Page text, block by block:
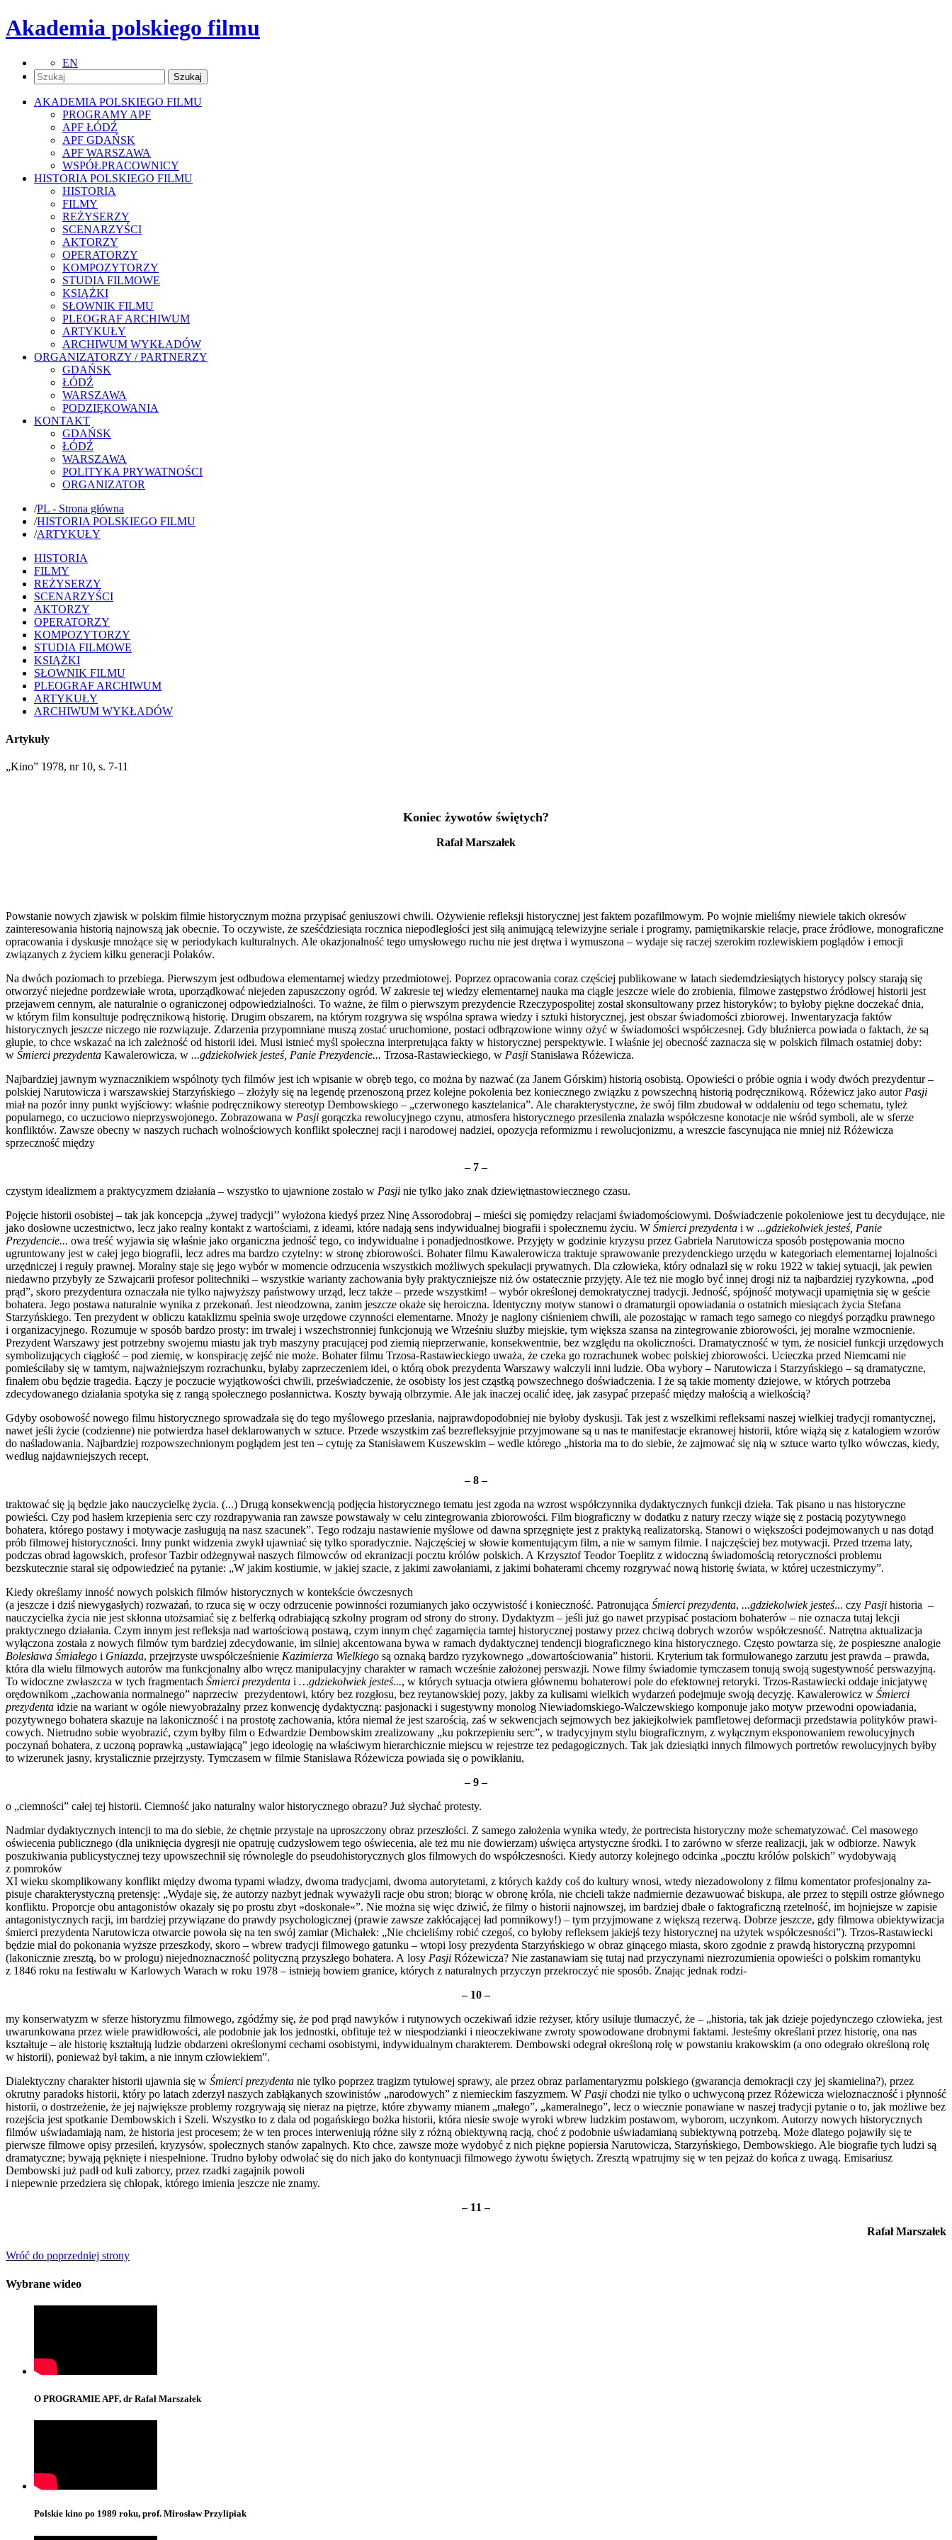
Akademia polskiego filmu
EN
AKADEMIA POLSKIEGO FILMU
PROGRAMY APF
APF ŁÓDŹ
APF GDAŃSK
APF WARSZAWA
WSPÓŁPRACOWNICY
HISTORIA POLSKIEGO FILMU
HISTORIA
FILMY
REŻYSERZY
SCENARZYŚCI
AKTORZY
OPERATORZY
KOMPOZYTORZY
STUDIA FILMOWE
KSIĄŻKI
SŁOWNIK FILMU
PLEOGRAF ARCHIWUM
ARTYKUŁY
ARCHIWUM WYKŁADÓW
ORGANIZATORZY / PARTNERZY
GDAŃSK
ŁÓDŹ
WARSZAWA
PODZIĘKOWANIA
KONTAKT
GDAŃSK
ŁÓDŹ
WARSZAWA
POLITYKA PRYWATNOŚCI
ORGANIZATOR
/PL - Strona główna
/HISTORIA POLSKIEGO FILMU
/ARTYKUŁY
HISTORIA
FILMY
REŻYSERZY
SCENARZYŚCI
AKTORZY
OPERATORZY
KOMPOZYTORZY
STUDIA FILMOWE
KSIĄŻKI
SŁOWNIK FILMU
PLEOGRAF ARCHIWUM
ARTYKUŁY
ARCHIWUM WYKŁADÓW
Artykuły
„Kino” 1978, nr 10, s. 7-11
Koniec żywotów świętych?
Rafał Marszałek
Powstanie nowych zjawisk w polskim filmie historycznym można przypisać geniuszowi chwili. Ożywienie refleksji historycznej jest faktem pozafilmowym. Po wojnie mieliśmy niewiele takich okresów
zainteresowania historią najnowszą jak obecnie. To oczywis­te, że sześćdziesiąta rocznica niepodległości jest siłą animującą telewizyjne seriale i pro­gramy, pamiętnikarskie relacje, prace źró­dłowe, monograficzne
opracowania i dys­kusje mnożące się w periodykach kultural­nych. Ale okazjonalność tego umysłowego ruchu nie jest drętwa i wymuszona – wydaje się raczej szerokim rozlewiskiem poglądów i emocji
związanych z życiem kilku generacji Polaków.
Na dwóch poziomach to przebiega. Pierw­szym jest odbudowa elementarnej wiedzy przedmiotowej. Poprzez opracowania coraz częściej publikowane w latach siedemdziesiątych historycy polscy starają się
otworzyć niejedne pordzewiałe wrota, uporządkować niejeden zapuszczony ogród. W zakresie tej wiedzy elementarnej nauka ma ciągle jeszcze wiele do zrobienia, filmowe zastępstwo źró­dłowej historii jest
przejawem cennym, ale naturalnie o ograniczonej odpowiedzialnoś­ci. To ważne, że film o pierwszym prezyden­cie Rzeczypospolitej został skonsultowany przez historyków; to byłoby piękne doczekać dnia,
w którym film konsultuje podręczniko­wą historię. Drugim obszarem, na którym rozgrywa się wspólna sprawa wiedzy i sztuki historycznej, jest obszar świadomości zbioro­wej. Inwentaryzacja faktów
historycznych je­szcze niczego nie rozwiązuje. Zdarzenia przypomniane muszą zostać uruchomione, postaci odbrązowione winny ożyć w świado­mości współczesnej. Gdy bluźnierca powia­da o faktach, że są
głupie, to chce wskazać na ich zależność od historii idei. Musi istnieć myśl społeczna interpretująca fakty w histo­rycznej perspektywie. I właśnie jej obecność zaznacza się w polskich filmach ostatniej doby:
w Śmierci prezydenta Kawalerowi­cza, w ...gdziekolwiek jesteś, Panie Prezy­dencie... Trzosa-Rastawieckiego, w Pasji Stanisława Różewicza.
Najbardziej jawnym wyznacznikiem wspól­noty tych filmów jest ich wpisanie w obręb tego, co można by nazwać (za Janem Gór­skim) historią osobistą. Opowieści o próbie ognia i wody dwóch prezydentur –
polskiej Narutowicza i warszawskiej Starzyńskiego – złożyły się na legendę przenoszoną przez kolejne pokolenia bez koniecznego związku z powszechną historią podręcznikową. Ró­żewicz jako autorPasji
miał na pozór inny punkt wyjściowy: właśnie podręcznikowy stereotyp Dembowskiego – „czerwonego kasztelanica”. Ale charakterystyczne, że swój film zbudował w oddaleniu od tego schema­tu, tyleż
popularnego, co uczuciowo nieprzyswojonego. Zobrazowana w Pasji go­rączka rewolucyjnego czynu, atmosfera his­torycznego przesilenia znalazła współczesne konotacje nie wśród symboli, ale w sferze
konfliktów. Zawsze obecny w naszych ru­chach wolnościowych konflikt społecznej racji i narodowej nadziei, opozycja reformizmu i rewolucjonizmu, a wreszcie fascynująca nie mniej niż Różewicza
sprzeczność między
– 7 –
czystym idealizmem a praktycyzmem działa­nia – wszystko to ujawnione zostało w Pasji nie tylko jako znak dziewiętnastowiecznego czasu.
Pojęcie historii osobistej – tak jak koncep­cja „żywej tradycji’’ wyłożona kiedyś przez Ninę Assorodobraj – mieści się pomiędzy relacjami świadomościowymi. Doświadcze­nie pokoleniowe jest tu decydujące, nie
jako dosłowne uczestnictwo, lecz jako realny kon­takt z wartościami, z ideami, które nadają sens indywidualnej biografii i społecznemu życiu. W Śmierci prezydenta i w ...gdzie­kolwiek jesteś, Panie
Prezydencie... owa treść wyjawia się właśnie jako organiczna jedność tego, co indywidualne i ponadjednostkowe. Przyjęty w godzinie kryzysu przez Gabriela Narutowicza sposób postępowania mocno
ugruntowany jest w całej jego biogra­fii, lecz adres ma bardzo czytelny: w stronę zbiorowości. Bohater filmu Kawalerowicza traktuje sprawowanie prezydenckiego urzę­du w kategoriach elementarnej lojalności
urzędniczej i reguły prawnej. Moralny staje się jego wybór w momencie odrzucenia wszystkich możliwych spekulacji prywat­nych. Dla człowieka, który odnalazł się w ro­ku 1922 w takiej sytuacji, jak pewien
niedaw­no przybyły ze Szwajcarii profesor politechniki – wszystkie warianty zachowania były praktyczniejsze niż ów ostatecznie przyjęty. Ale też nie mogło być innej drogi niż ta najbardziej ryzykowna, „pod
prąd”, skoro prezydentura oznaczała nie tylko najwyższy państwowy urząd, lecz także – przede wszystkim! – wybór określonej demokratycznej tradycji. Jedność, spójność motywacji upamięt­nia się w geście
bohatera. Jego postawa naturalnie wynika z przekonań. Jest nieodzowna, zanim jeszcze okaże się heroiczna. Identyczny motyw stanowi o dramaturgii opowiadania o ostatnich miesiącach życia Stefana
Starzyńskiego. Ten prezydent w obli­czu kataklizmu spełnia swoje urzędowe czynności elementarne. Mnoży je naglony ciśnieniem chwili, ale pozostając w ramach tego samego co niegdyś porządku prawne­go
i organizacyjnego. Rozumuje w sposób bardzo prosty: im trwalej i wszechstronniej funkcjonują we Wrześniu służby miejskie, tym większa szansa na zintegrowanie zbioro­wości, jej moralne wzmocnienie.
Prezydent Warszawy jest potrzebny swojemu miastu jak tryb maszyny pracującej pod ziemią nieprzerwanie, konsekwentnie, bez względu na okoli­czności. Dramatyczność w tym, że nosiciel funkcji urzędowych
symbolizujących cią­głość – pod ziemię, w konspirację zejść nie może. Bohater filmu Trzosa-Rastawieckiego uważa, że czeka go rozrachunek wobec pol­skiej zbiorowości. Ucieczka przed Niemcami nie
pomieściłaby się w tamtym, najważniej­szym rozrachunku, byłaby zaprzeczeniem idei, o którą obok prezydenta Warszawy wal­czyli inni ludzie. Oba wybory – Narutowicza i Starzyńskiego – są dramatyczne,
finałem obu będzie tragedia. Łączy je poczucie wyjąt­kowości chwili, przeświadczenie, że osobisty los jest cząstką powszechnego doświadcze­nia. I że są takie momenty dziejowe, w któ­rych potrzeba
zdecydowanego działania spotyka się z rangą społecznego posłannictwa. Koszty bywają olbrzymie. Ale jak inaczej ocalić ideę, jak zasypać przepaść między małością a wielkością?
Gdyby osobowość nowego filmu history­cznego sprowadzała się do tego myślowego przesłania, najprawdopodobniej nie byłoby dyskusji. Tak jest z wszelkimi refleksami naszej wielkiej tradycji romantycznej,
nawet jeśli życie (codzienne) nie potwierdza haseł deklarowanych w sztuce. Przede wszystkim zaś bezrefleksyjnie przyjmowane są u nas te manifestacje ekranowej historii, które wiążą się z katalogiem wzorów
do naśladowania. Najbardziej rozpowszechnionym poglądem jest ten – cytuję za Stanisławem Kuszewskim – wedle którego „historia ma to do siebie, że zajmować się nią w sztuce warto tylko wów­czas, kiedy,
według najdawniejszych recept,
– 8 –
traktować się ją będzie jako nauczycielkę życia. (...) Drugą konsekwencją podjęcia his­torycznego tematu jest zgoda na wzrost współczynnika dydaktycznych funkcji dzieła. Tak pisano u nas historyczne
powieści. Czy pod hasłem krzepienia serc czy rozdrapywa­nia ran zawsze powstawały w celu zintegro­wania zbiorowości. Film biograficzny w do­datku z natury rzeczy wiąże się z postacią pozytywnego
bohatera, którego postawy i motywacje zasługują na nasz szacunek”. Tego rodzaju nastawienie myślowe od dawna sprzęgnięte jest z praktyką realizatorską. Sta­nowi o większości podejmowanych u nas dotąd
prób filmowej historyczności. Inny punkt widzenia zwykł ujawniać się tylko spo­radycznie. Najczęściej w słowie komentują­cym film, a nie w samym filmie. I najczęściej bez motywacji. Przed trzema laty,
podczas obrad łagowskich, profesor Tazbir odżegny­wał naszych filmowców od ekranizacji pocztu królów polskich. A Krzysztof Teodor Toeplitz z widoczną świadomością retoryczności problemu
bezskutecznie starał się od­powiedzieć na pytanie: „W jakim kostiumie, w jakiej szacie, z jakimi zawołaniami, z jakimi bohaterami chcemy rozgrywać nową historię świata, w której uczestniczymy”.
Kiedy określamy inność nowych polskich filmów historycznych w kontekście ówczesnych
(a jeszcze i dziś niewygasłych) rozwa­żań, to rzuca się w oczy odrzucenie powin­ności rozumianych jako oczywistość i konie­czność. Patronująca Śmierci prezydenta, ...gdziekolwiek jesteś... czy Pasji historia –
nauczycielka życia nie jest skłonna utożsamiać się z belferką odrabiającą szkolny pro­gram od strony do strony. Dydaktyzm – jeśli już go nawet przypisać postaciom bohaterów – nie oznacza tutaj lekcji
praktycznego dzia­łania. Czym innym jest refleksja nad wartoś­ciową postawą, czym innym chęć zagarnię­cia tamtej historycznej postawy przez chciwą dobrych wzorów współczesność. Natrętna aktualizacja
wyłączona została z nowych fil­mów tym bardziej zdecydowanie, im silniej akcentowana bywa w ramach dydaktycznej tendencji biograficznego kina historyczne­go. Często powtarza się, że pospieszne ana­logie
Bolesława Śmiałego i Gniazda, przejrzyste uwspółcześnienie Kazimierza Wielkiego są oznaką bardzo ryzykownego „dowartościowania” historii. Kryterium tak formułowanego zarzutu jest prawda – prawda,
która dla wielu filmowych autorów ma funkcjonalny albo wręcz manipulacyjny cha­rakter w ramach wcześnie założonej pers­wazji. Nowe filmy świadomie tymczasem to­nują swoją sugestywność perswazyjną.
To widoczne zwłaszcza w tych fragmentach Śmierci prezydenta i …gdziekolwiek jes­teś..., w których sytuacja otwiera głównemu bohaterowi pole do efektownej retoryki. Trzos-Rastawiecki oddaje inicjatywę
orę­downikom „zachowania normalnego” na­przeciw prezydentowi, który bez rozgłosu, bez reytanowskiej pozy, jakby za kulisami wielkich wydarzeń podejmuje swoją decyzję. Kawalerowicz w Śmierci
prezydenta idzie na wariant w ogóle niewyobrażalny przez konwencję dydaktyczną: pasjonacki i sugestywny monolog Niewiadomskiego-Walczewskiego komponuje jako motyw przewodni opowiadania,
pozytywnego bohatera skazuje na lakoniczność i na prostotę zachowania, która niemal że jest szarością, zaś w sekwen­cjach sejmowych bez jakiejkolwiek pamfletowej deformacji przedstawia polityków prawi­
cowych. Nietrudno sobie wyobrazić, czym byłby film o Edwardzie Dembowskim zreali­zowany „ku pokrzepieniu serc”, w tradycyj­nym stylu biograficznym, z wyłącznym eks­ponowaniem rewolucyjnych
poczynań boha­tera, z uczoną poprawką „ustawiającą” jego ideologię na właściwym hierarchicznie miej­scu w rejestrze tez pedagogicznych. Tak jak dziesiątki innych filmowych portretów rewo­lucyjnych byłby
to wizerunek jasny, krystali­cznie przejrzysty. Tymczasem w filmie Stani­sława Różewicza powiada się o powikłaniu,
– 9 –
o „ciemności” całej tej historii. Ciemność jako naturalny walor historycznego obrazu? Już słychać protesty.
Nadmiar dydaktycznych intencji to ma do siebie, że chętnie przystaje na uproszczony obraz przeszłości. Z samego założenia wyni­ka wtedy, że portrecista historyczny może schematyzować. Cel masowego
oświecenia publicznego (dla uniknięcia dygresji nie opa­truję cudzysłowem tego oświecenia, ale też mu nie dowierzam) uświęca artystyczne środki. I to zarówno w sferze realizacji, jak w odbiorze. Nawyk
poszukiwania publicysty­cznej tezy upowszechnił się równolegle do pseudohistorycznych glos filmowych do współczesności. Kiedy autorzy kolejnego od­cinka „pocztu królów polskich” wydobywają
z pomroków
XI wieku skomplikowany konflikt między dwoma typami władzy, dwoma tradycjami, dwoma autorytetami, z których każdy coś do kultury wnosi, wtedy niezado­wolony z filmu komentator profesjonalny za­
pisuje charakterystyczną pretensję: „Wydaje się, że autorzy nazbyt jednak wyważyli racje obu stron; biorąc w obronę króla, nie chcieli także nadmiernie dezawuować biskupa, ale przez to stępili ostrze głównego
konfliktu. Proporcje obu antagonistów okazały się po prostu zbyt »doskonałe«”. Nie można się więc dziwić, że filmy o historii najnowszej, im bardziej dbałe o faktograficzną rzetelność, im hojniejsze w zapisie
antagonistycznych racji, im bardziej przywiązane do prawdy psy­chologicznej (prawie zawsze zakłócającej ład pomnikowy!) – tym przyjmowane z wię­kszą rezerwą. Dobrze jeszcze, gdy filmowa obiektywizacja
śmierci prezydenta Narutowi­cza otwarcie powoła się na ten swój zamiar (Michałek: „Nie chcieliśmy robić czegoś, co byłoby refleksem jakiejś tezy historycznej na użytek współczesności”). Trzos-Rastawiecki
będzie miał do pokonania wyższe przeszkody, skoro – wbrew tradycji filmowego gatunku – wtopi losy prezydenta Starzyńskiego w obraz ginącego miasta, skoro zgodnie z prawdą hi­storyczną przypomni
(lakonicznie zresztą, bo w prologu) niejednoznaczność polityczną przyszłego bohatera. A losy Pasji Różewi­cza? Nie zastanawiam się tutaj nad przyczynami niezrozumienia opowieści o polskim romantyku
z 1846 roku na festiwalu w Karlo­wych Warach w roku 1978 – istnieją bowiem granice, których z naturalnych przyczyn przekroczyć nie sposób. Znając jednak rodzi-
– 10 –
my konserwatyzm w sferze historyzmu filmo­wego, zgódźmy się, że pod prąd nawyków i rutynowych oczekiwań idzie reżyser, który usiłuje tłumaczyć, że – „historia, tak jak dzie­je pojedynczego człowieka, jest
uwarunko­wana przez wiele prawidłowości, ale podob­nie jak los jednostki, obfituje też w niespo­dzianki i nieoczekiwane zwroty spowodowa­ne drobnymi faktami. Jesteśmy określani przez historię, ona nas
kształtuje – ale histo­rię kształtują ludzie obdarzeni określonymi cechami osobistymi, indywidualnym charak­terem. Dembowski odegrał określoną rolę w powstaniu krakowskim (a ono odegrało określoną rolę
w historii), ponieważ był takim, a nie innym człowiekiem”.
Dialektyczny charakter historii ujawnia się w Śmierci prezydenta nie tylko poprzez tragizm tytułowej sprawy, ale przez obraz parlamentaryzmu polskiego (gwarancja de­mokracji czy jej skamielina?), przez
okrutny paradoks historii, który po latach zderzył na­szych zabłąkanych szowinistów „narodo­wych” z niemieckim faszyzmem. W Pasji chodzi nie tylko o uchwyconą przez Różewi­cza wieloznaczność i płynność
historii, o do­strzeżenie, że jej największe problemy roz­grywają się nieraz na piętrze, które zbywamy mianem „małego”, „kameralnego”, lecz o wiecznie ponawiane w naszej tradycji pytanie o to, jak możliwe bez
rozejścia jest spotkanie Dembowskich i Szeli. Wszystko to z dala od pogańskiego bożka historii, która niesie swo­je wyroki wbrew ludzkim postawom, wybo­rom, uczynkom. Autorzy nowych historycz­nych
filmów uświadamiają nam, że historia jest procesem; że w ten proces interweniują różne siły z różną obiektywną racją, choć z podobnie uświadamianą subiektywną po­trzebą. Może dlatego pojawiły się te
pierwsze filmowe opisy przesileń, kryzysów, społecz­nych stanów zapalnych. Kto chce, zawsze może wydobyć z nich piękne popiersia Narutowicza, Starzyńskiego, Dembowskiego. Ale biografie tych ludzi są
dramatyczne; bywają pęknięte i niespełnione. Trudno byłoby od­wołać się do nich jako do kontynuacji filmo­wego żywotu świętych. Zresztą wpatrujmy się w ten pejzaż do końca z uwagą. Emisariusz
Dembowski już padł od kuli zaborcy, przez rzadki zagajnik powoli
i niepewnie przedzie­ra się chłopak, którego imienia jeszcze nie znamy.
– 11 –
Rafał Marszałek
Wróć do poprzedniej strony
Wybrane wideo
O PROGRAMIE APF, dr Rafał Marszałek
Polskie kino po 1989 roku, prof. Mirosław Przylipiak